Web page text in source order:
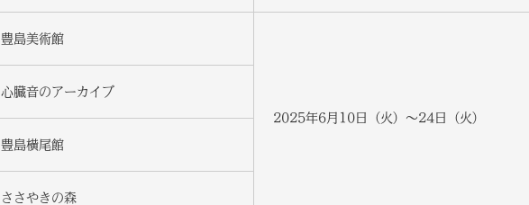
豊島美術館
2025年6月10日（火）～24日（火）
心臓音のアーカイブ
豊島横尾館
ささやきの森